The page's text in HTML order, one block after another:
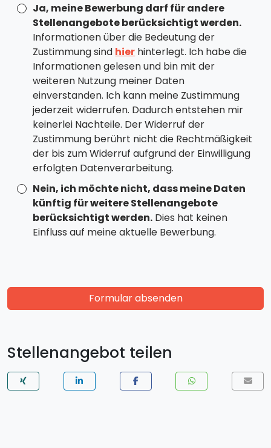
Ja, meine Bewerbung darf für andere
Stellenangebote berücksichtigt werden.
Informationen über die Bedeutung der
Zustimmung sind hier hinterlegt. Ich habe die
Informationen gelesen und bin mit der
weiteren Nutzung meiner Daten
einverstanden. Ich kann meine Zustimmung
jederzeit widerrufen. Dadurch entstehen mir
keinerlei Nachteile. Der Widerruf der
Zustimmung berührt nicht die Rechtmäßigkeit
der bis zum Widerruf aufgrund der Einwilligung
erfolgten Datenverarbeitung.
Nein, ich möchte nicht, dass meine Daten
künftig für weitere Stellenangebote
berücksichtigt werden. Dies hat keinen
Einfluss auf meine aktuelle Bewerbung.
Formular absenden
Stellenangebot teilen